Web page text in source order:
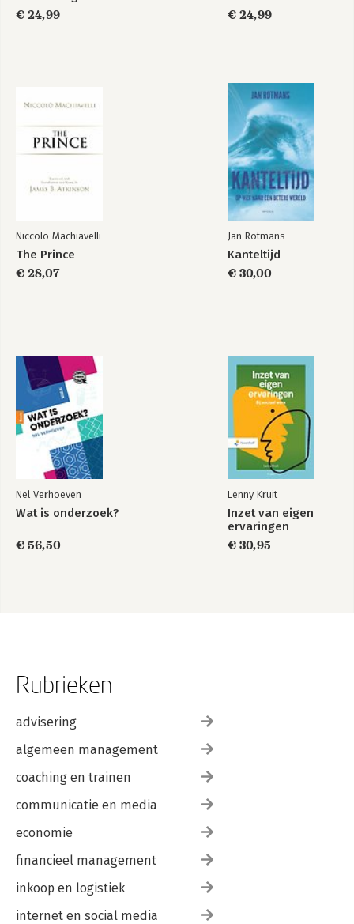
Over de auteur
Noten
€ 24,99
€ 24,99
Niccolo Machiavelli
The Prince
€ 28,07
Jan Rotmans
Kanteltijd
€ 30,00
Nel Verhoeven
Wat is onderzoek?
€ 56,50
Lenny Kruit
Inzet van eigen
ervaringen
€ 30,95
Rubrieken
advisering
algemeen management
coaching en trainen
communicatie en media
economie
financieel management
inkoop en logistiek
internet en social media